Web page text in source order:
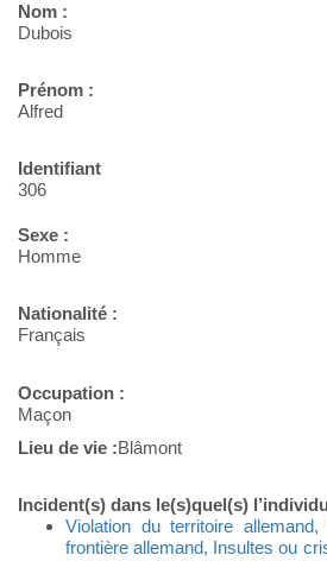
Nom :
Dubois
Prénom :
Alfred
Identifiant
306
Sexe :
Homme
Nationalité :
Français
Occupation :
Maçon
Lieu de vie :Blâmont
Incident(s) dans le(s)quel(s)
Violation du territoire
frontière allemand, Insultes ou